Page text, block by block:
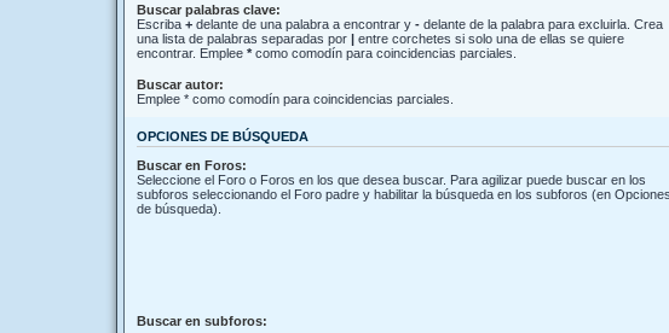
Buscar palabras clave:
Escriba + delante de una palabra a encontrar y - delante de la palabra para excluirla. Crea
una lista de palabras separadas por | entre corchetes si solo una de ellas se quiere
encontrar. Emplee * como comodín para coincidencias parciales.
Buscar autor:
Emplee * como comodín para coincidencias parciales.
OPCIONES DE BÚSQUEDA
Buscar en Foros:
Seleccione el Foro o Foros en los que desea buscar. Para agilizar puede buscar en los
subforos seleccionando el Foro padre y habilitar la búsqueda en los subforos (en Opciones
de búsqueda).
Buscar en subforos: